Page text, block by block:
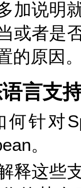
加说明
或者是
的原因
言支
何针对
。
释这些